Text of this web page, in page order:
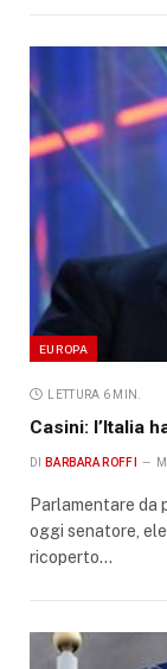
EUROPA
LETTURA 6 MIN.
Casini: l’Italia
DI BARBARA ROFFI
Parlamentare da
oggi senatore,
ricoperto…